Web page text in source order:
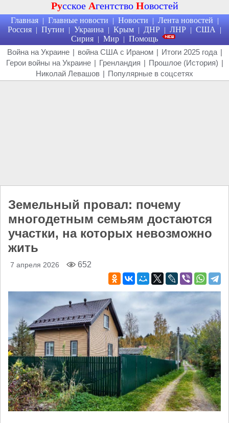
Русское Агентство Новостей
Главная | Главные новости | Новости | Лента новостей |
Россия | Путин | Украина | Крым | ДНР | ЛНР | США |
Сирия | Мир | Помощь
Война на Украине | война США с Ираном | Итоги 2025 года |
Герои войны на Украине | Гренландия | Прошлое (История) |
Николай Левашов | Популярные в соцсетях
Земельный провал: почему
многодетным семьям достаются
участки, на которых невозможно
жить
7 апреля 2026 652